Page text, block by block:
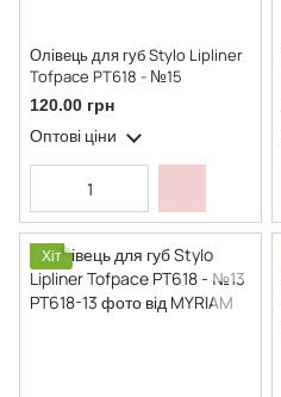
Олівець для губ Stylo Lipliner
Tofpace PT618 - №15
120.00 грн
Оптові ціни
Хіт